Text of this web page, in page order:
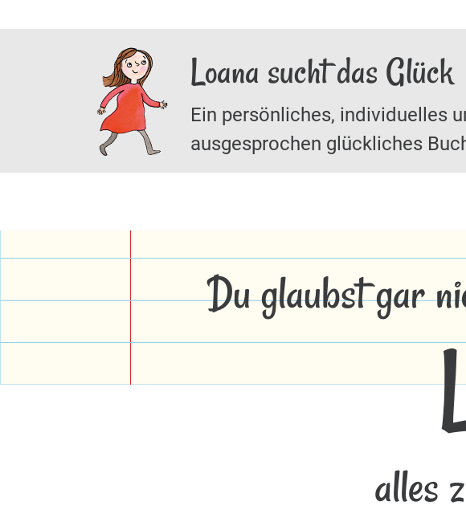
Loana sucht das Glück
Ein persönliches, individuelles
ausgesprochen glückliches
Du glaubst gar
alles